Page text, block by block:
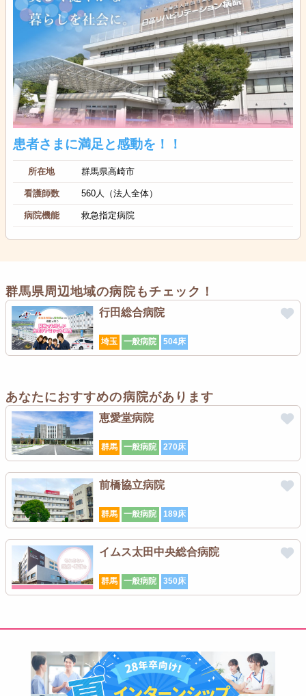
患者さまに満足と感動を！！
所在地 群馬県高崎市
看護師数 560人（法人全体）
病院機能 救急指定病院
群馬県周辺地域の病院もチェック！
行田総合病院
埼玉 一般病院 504床
あなたにおすすめの病院があります
恵愛堂病院
群馬 一般病院 270床
前橋協立病院
群馬 一般病院 189床
イムス太田中央総合病院
群馬 一般病院 350床